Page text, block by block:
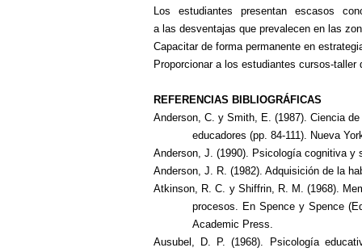
Los estudiantes presentan escasos
a las desventajas que prevalecen en las
Capacitarde forma permanente en
Proporcionara los estudiantes cursos-taller
REFERENCIAS BIBLIOGRÁFICAS
Anderson, C. y Smith, E. (1987). Ciencia
educadores (pp. 84-111). Nueva
Anderson, J. (1990). Psicología cognitiva y
Anderson, J. R. (1982). Adquisición de la
Atkinson, R. C. y Shiffrin, R. M. (1968).
procesos. En Spence y Spence
Academic Press.
Ausubel, D. P. (1968). Psicología